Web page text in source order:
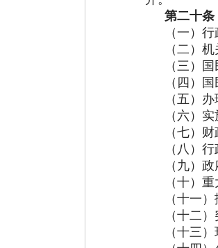
第二十条
（一）
（二）
（三）
（四）
（五）
（六）
（七）
（八）
（九）
（十）
（十一
（十二
（十三